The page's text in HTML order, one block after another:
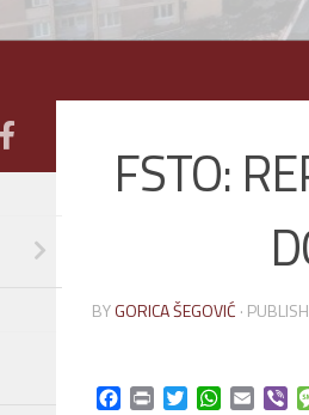
FSTO:
BYGORICA ŠEGOVIĆ ·
Facebook
Print TwitterWhatsApp
Email